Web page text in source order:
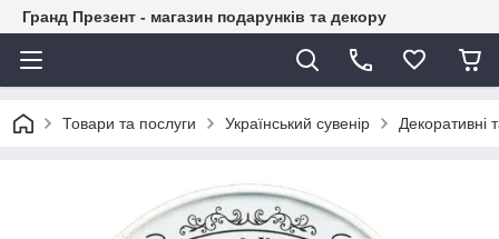
Гранд Презент - магазин подарунків та декору
Товари та послуги Український сувенір Декоративні